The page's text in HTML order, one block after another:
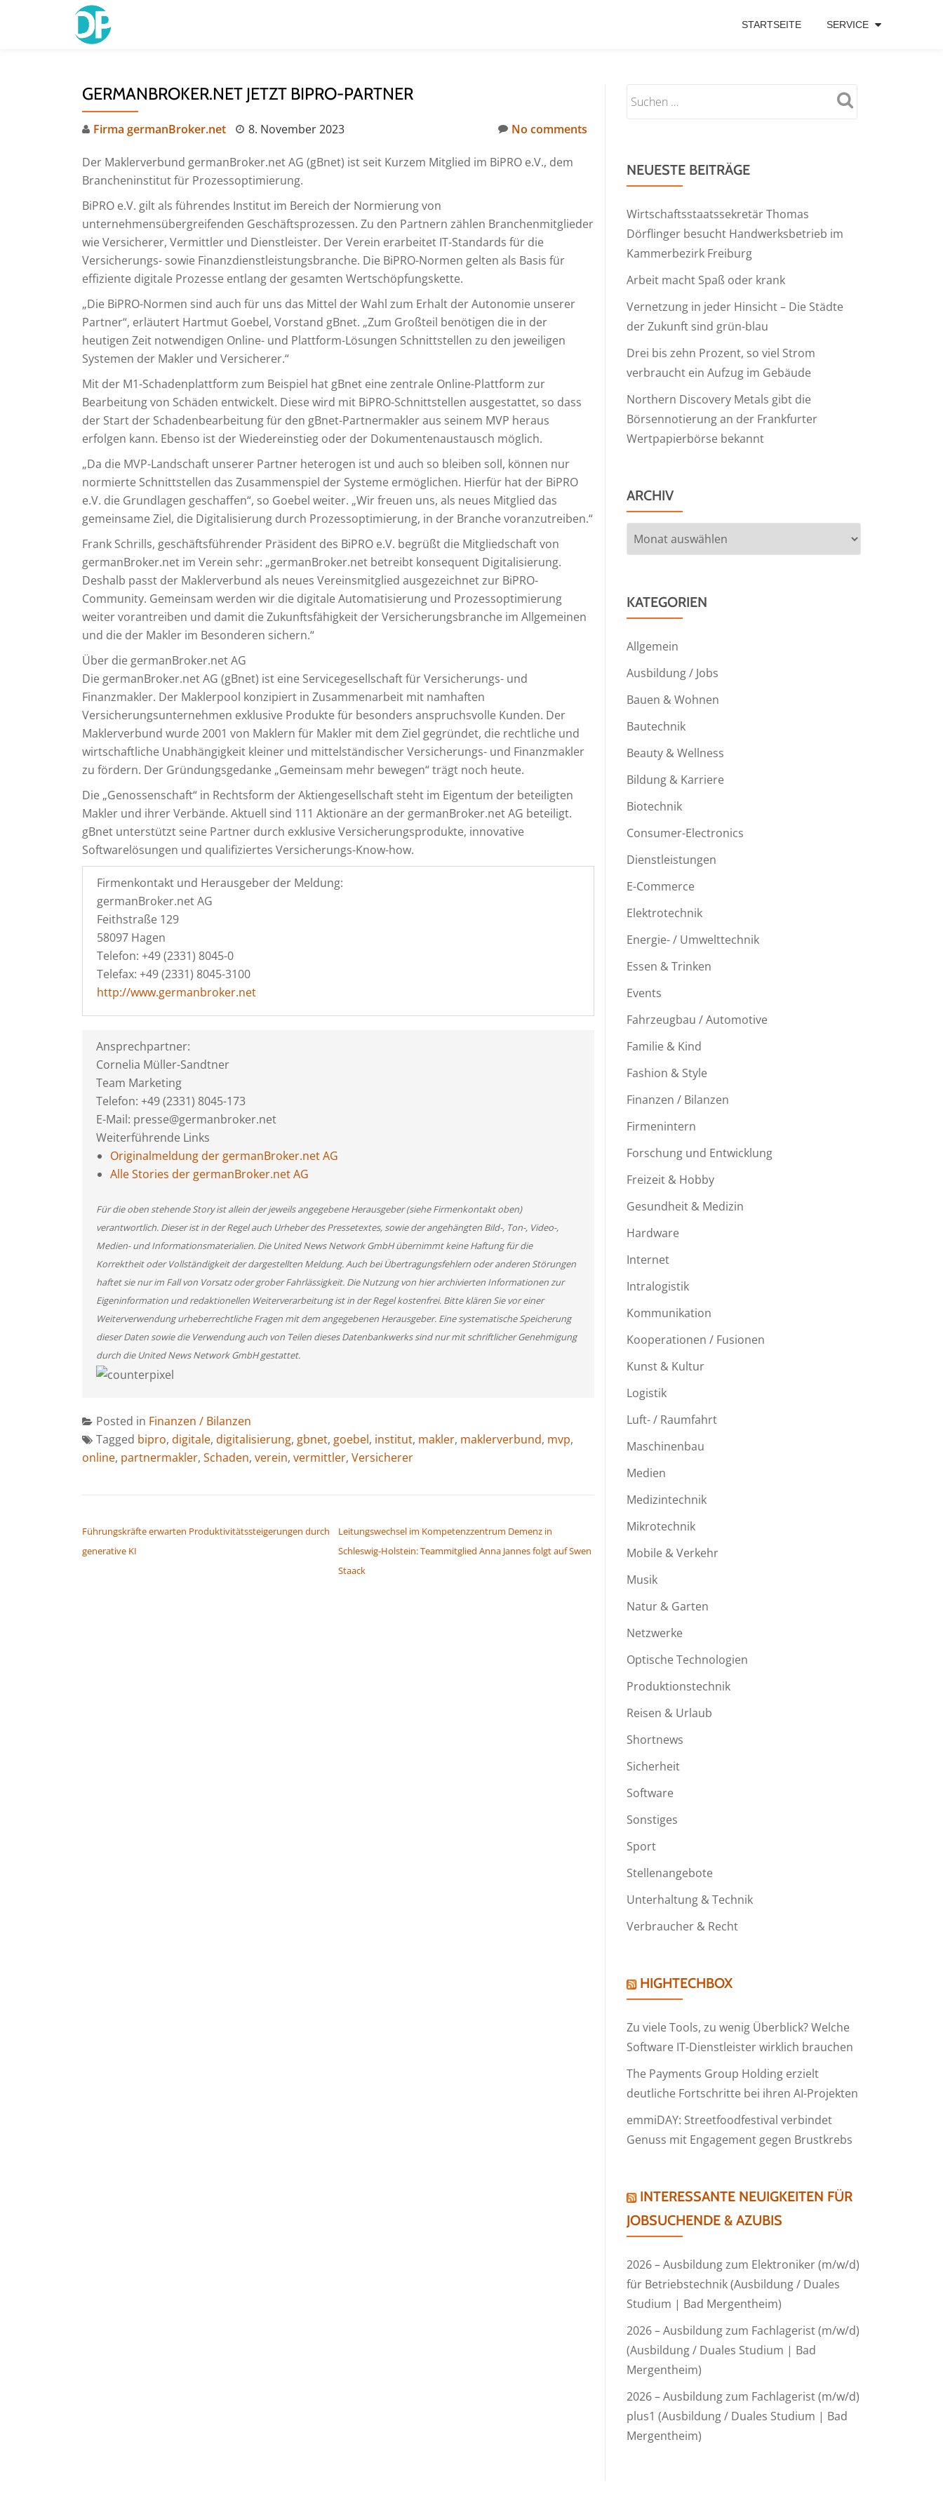
STARTSEITE SERVICE
GERMANBROKER.NET JETZT BIPRO-PARTNER
Firma germanBroker.net 8. November 2023 No comments
Der Maklerverbund germanBroker.net AG (gBnet) ist seit Kurzem Mitglied im BiPRO e.V., dem
Brancheninstitut für Prozessoptimierung.
BiPRO e.V. gilt als führendes Institut im Bereich der Normierung von
unternehmensübergreifenden Geschäftsprozessen. Zu den Partnern zählen Branchenmitglieder
wie Versicherer, Vermittler und Dienstleister. Der Verein erarbeitet IT-Standards für die
Versicherungs- sowie Finanzdienstleistungsbranche. Die BiPRO-Normen gelten als Basis für
effiziente digitale Prozesse entlang der gesamten Wertschöpfungskette.
„Die BiPRO-Normen sind auch für uns das Mittel der Wahl zum Erhalt der Autonomie unserer
Partner“, erläutert Hartmut Goebel, Vorstand gBnet. „Zum Großteil benötigen die in der
heutigen Zeit notwendigen Online- und Plattform-Lösungen Schnittstellen zu den jeweiligen
Systemen der Makler und Versicherer.“
Mit der M1-Schadenplattform zum Beispiel hat gBnet eine zentrale Online-Plattform zur
Bearbeitung von Schäden entwickelt. Diese wird mit BiPRO-Schnittstellen ausgestattet, so dass
der Start der Schadenbearbeitung für den gBnet-Partnermakler aus seinem MVP heraus
erfolgen kann. Ebenso ist der Wiedereinstieg oder der Dokumentenaustausch möglich.
„Da die MVP-Landschaft unserer Partner heterogen ist und auch so bleiben soll, können nur
normierte Schnittstellen das Zusammenspiel der Systeme ermöglichen. Hierfür hat der BiPRO
e.V. die Grundlagen geschaffen“, so Goebel weiter. „Wir freuen uns, als neues Mitglied das
gemeinsame Ziel, die Digitalisierung durch Prozessoptimierung, in der Branche voranzutreiben.“
Frank Schrills, geschäftsführender Präsident des BiPRO e.V. begrüßt die Mitgliedschaft von
germanBroker.net im Verein sehr: „germanBroker.net betreibt konsequent Digitalisierung.
Deshalb passt der Maklerverbund als neues Vereinsmitglied ausgezeichnet zur BiPRO-
Community. Gemeinsam werden wir die digitale Automatisierung und Prozessoptimierung
weiter vorantreiben und damit die Zukunftsfähigkeit der Versicherungsbranche im Allgemeinen
und die der Makler im Besonderen sichern.“
Über die germanBroker.net AG
Die germanBroker.net AG (gBnet) ist eine Servicegesellschaft für Versicherungs- und
Finanzmakler. Der Maklerpool konzipiert in Zusammenarbeit mit namhaften
Versicherungsunternehmen exklusive Produkte für besonders anspruchsvolle Kunden. Der
Maklerverbund wurde 2001 von Maklern für Makler mit dem Ziel gegründet, die rechtliche und
wirtschaftliche Unabhängigkeit kleiner und mittelständischer Versicherungs- und Finanzmakler
zu fördern. Der Gründungsgedanke „Gemeinsam mehr bewegen“ trägt noch heute.
Die „Genossenschaft“ in Rechtsform der Aktiengesellschaft steht im Eigentum der beteiligten
Makler und ihrer Verbände. Aktuell sind 111 Aktionäre an der germanBroker.net AG beteiligt.
gBnet unterstützt seine Partner durch exklusive Versicherungsprodukte, innovative
Softwarelösungen und qualifiziertes Versicherungs-Know-how.
Firmenkontakt und Herausgeber der Meldung:
germanBroker.net AG
Feithstraße 129
58097 Hagen
Telefon: +49 (2331) 8045-0
Telefax: +49 (2331) 8045-3100
http://www.germanbroker.net
Ansprechpartner:
Cornelia Müller-Sandtner
Team Marketing
Telefon: +49 (2331) 8045-173
E-Mail: presse@germanbroker.net
Weiterführende Links
Originalmeldung der germanBroker.net AG
Alle Stories der germanBroker.net AG
Für die oben stehende Story ist allein der jeweils angegebene Herausgeber (siehe Firmenkontakt oben)
verantwortlich. Dieser ist in der Regel auch Urheber des Pressetextes, sowie der angehängten Bild-, Ton-, Video-,
Medien- und Informationsmaterialien. Die United News Network GmbH übernimmt keine Haftung für die
Korrektheit oder Vollständigkeit der dargestellten Meldung. Auch bei Übertragungsfehlern oder anderen Störungen
haftet sie nur im Fall von Vorsatz oder grober Fahrlässigkeit. Die Nutzung von hier archivierten Informationen zur
Eigeninformation und redaktionellen Weiterverarbeitung ist in der Regel kostenfrei. Bitte klären Sie vor einer
Weiterverwendung urheberrechtliche Fragen mit dem angegebenen Herausgeber. Eine systematische Speicherung
dieser Daten sowie die Verwendung auch von Teilen dieses Datenbankwerks sind nur mit schriftlicher Genehmigung
durch die United News Network GmbH gestattet.
Posted in Finanzen / Bilanzen
Tagged bipro, digitale, digitalisierung, gbnet, goebel, institut, makler, maklerverbund, mvp,
online, partnermakler, Schaden, verein, vermittler, Versicherer
Führungskräfte erwarten Produktivitätssteigerungen durch
generative KI
Leitungswechsel im Kompetenzzentrum Demenz in
Schleswig-Holstein: Teammitglied Anna Jannes folgt auf Swen
Staack
NEUESTE BEITRÄGE
Wirtschaftsstaatssekretär Thomas
Dörflinger besucht Handwerksbetrieb im
Kammerbezirk Freiburg
Arbeit macht Spaß oder krank
Vernetzung in jeder Hinsicht – Die Städte
der Zukunft sind grün-blau
Drei bis zehn Prozent, so viel Strom
verbraucht ein Aufzug im Gebäude
Northern Discovery Metals gibt die
Börsennotierung an der Frankfurter
Wertpapierbörse bekannt
ARCHIV
Archiv
KATEGORIEN
Allgemein
Ausbildung / Jobs
Bauen & Wohnen
Bautechnik
Beauty & Wellness
Bildung & Karriere
Biotechnik
Consumer-Electronics
Dienstleistungen
E-Commerce
Elektrotechnik
Energie- / Umwelttechnik
Essen & Trinken
Events
Fahrzeugbau / Automotive
Familie & Kind
Fashion & Style
Finanzen / Bilanzen
Firmenintern
Forschung und Entwicklung
Freizeit & Hobby
Gesundheit & Medizin
Hardware
Internet
Intralogistik
Kommunikation
Kooperationen / Fusionen
Kunst & Kultur
Logistik
Luft- / Raumfahrt
Maschinenbau
Medien
Medizintechnik
Mikrotechnik
Mobile & Verkehr
Musik
Natur & Garten
Netzwerke
Optische Technologien
Produktionstechnik
Reisen & Urlaub
Shortnews
Sicherheit
Software
Sonstiges
Sport
Stellenangebote
Unterhaltung & Technik
Verbraucher & Recht
HIGHTECHBOX
Zu viele Tools, zu wenig Überblick? Welche
Software IT-Dienstleister wirklich brauchen
The Payments Group Holding erzielt
deutliche Fortschritte bei ihren AI-Projekten
emmiDAY: Streetfoodfestival verbindet
Genuss mit Engagement gegen Brustkrebs
INTERESSANTE NEUIGKEITEN FÜR
JOBSUCHENDE & AZUBIS
2026 – Ausbildung zum Elektroniker (m/w/d)
für Betriebstechnik (Ausbildung / Duales
Studium | Bad Mergentheim)
2026 – Ausbildung zum Fachlagerist (m/w/d)
(Ausbildung / Duales Studium | Bad
Mergentheim)
2026 – Ausbildung zum Fachlagerist (m/w/d)
plus1 (Ausbildung / Duales Studium | Bad
Mergentheim)